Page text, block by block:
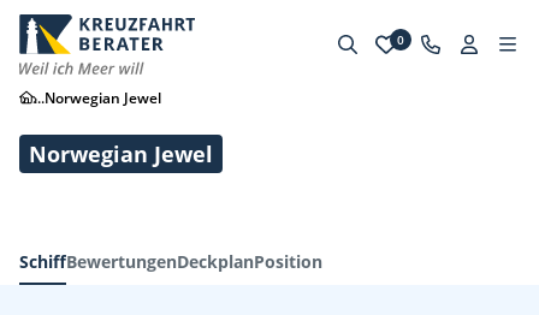
0
...Norwegian Jewel
Norwegian Jewel
SchiffBewertungenDeckplanPosition